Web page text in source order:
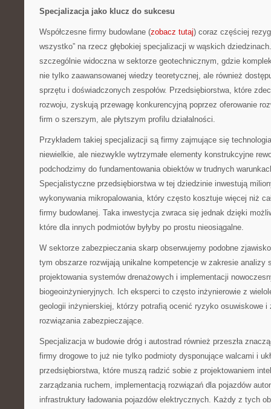
Specjalizacja jako klucz do sukcesu
Współczesne firmy budowlane (zobacz tutaj) coraz częściej
wszystko” na rzecz głębokiej specjalizacji w wąskich
szczególnie widoczna w sektorze geotechnicznym, gdzie
nie tylko zaawansowanej wiedzy teoretycznej, ale również
sprzętu i doświadczonych zespołów. Przedsiębiorstwa, które
rozwoju, zyskują przewagę konkurencyjną poprzez oferowanie
firm o szerszym, ale płytszym profilu działalności.
Przykładem takiej specjalizacji są firmy zajmujące się
niewielkie, ale niezwykle wytrzymałe elementy konstrukcyjne
podchodzimy do fundamentowania obiektów w trudnych
Specjalistyczne przedsiębiorstwa w tej dziedzinie inwestują
wykonywania mikropalowania, który często kosztuje więcej niż
firmy budowlanej. Taka inwestycja zwraca się jednak dzięki
które dla innych podmiotów byłyby po prostu nieosiągalne.
W sektorze zabezpieczania skarp obserwujemy podobne
tym obszarze rozwijają unikalne kompetencje w zakresie analizy
projektowania systemów drenażowych i implementacji
biogeoinżynieryjnych. Ich eksperci to często inżynierowie z
geologii inżynierskiej, którzy potrafią ocenić ryzyko osuwiskowe i
rozwiązania zabezpieczające.
Specjalizacja w budowie dróg i autostrad również przeszła
firmy drogowe to już nie tylko podmioty dysponujące walcami i
przedsiębiorstwa, które muszą radzić sobie z projektowaniem
zarządzania ruchem, implementacją rozwiązań dla pojazdów
infrastruktury ładowania pojazdów elektrycznych. Każdy z tych